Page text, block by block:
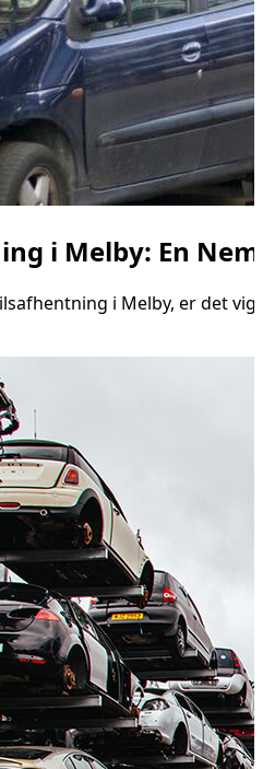
i Melby: En
i Melby, er det